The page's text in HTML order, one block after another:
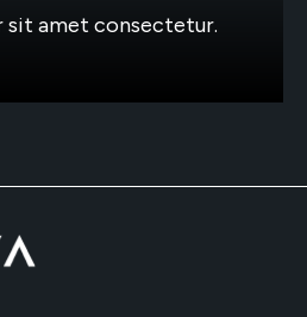
sit amet consectetur.